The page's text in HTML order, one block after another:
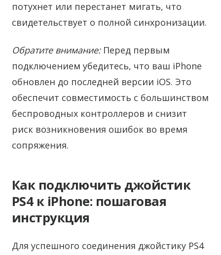
потухнет или перестанет мигать, что
свидетельствует о полной синхронизации.
Обратите внимание:Перед первым
подключением убедитесь, что ваш iPhone
обновлен до последней версии iOS. Это
обеспечит совместимость с большинством
беспроводных контроллеров и снизит
риск возникновения ошибок во время
сопряжения.
Как подключить джойстик
PS4 к iPhone: пошаговая
инструкция
Для успешного соединения джойстику PS4